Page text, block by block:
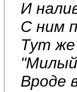
И
С ним
Тут же
Вроде